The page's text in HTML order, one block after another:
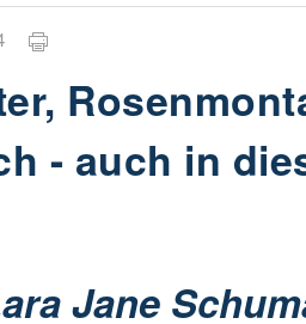
- auch in
Jane